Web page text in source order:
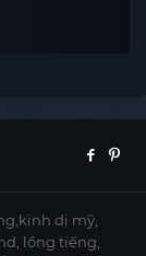
dị mỹ,
lồng tiếng,